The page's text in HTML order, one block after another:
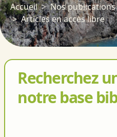
Accueil
Nos publications
Articles en accès libre
Recherchez
notre base